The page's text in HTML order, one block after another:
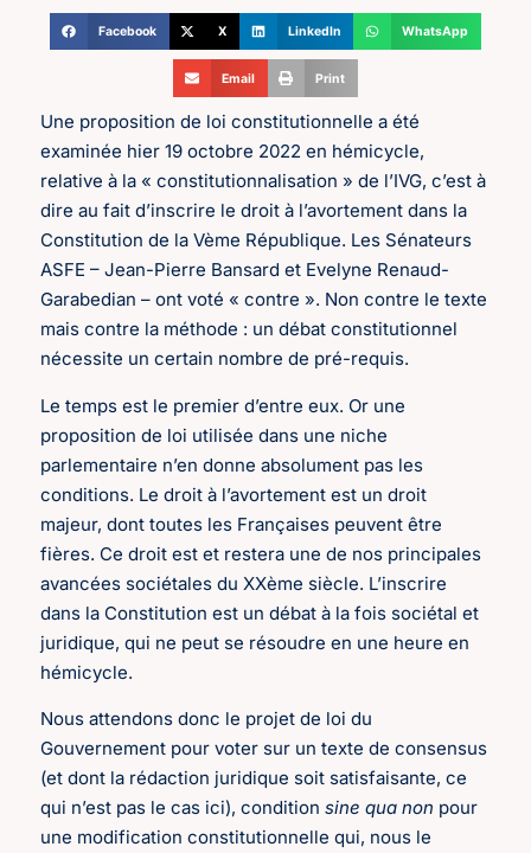
Facebook X LinkedIn WhatsApp
Email Print
Une proposition de loi constitutionnelle a été
examinée hier 19 octobre 2022 en hémicycle,
relative à la « constitutionnalisation » de l’IVG, c’est à
dire au fait d’inscrire le droit à l’avortement dans la
Constitution de la Vème République. Les Sénateurs
ASFE – Jean-Pierre Bansard et Evelyne Renaud-
Garabedian – ont voté « contre ». Non contre le texte
mais contre la méthode : un débat constitutionnel
nécessite un certain nombre de pré-requis.
Le temps est le premier d’entre eux. Or une
proposition de loi utilisée dans une niche
parlementaire n’en donne absolument pas les
conditions. Le droit à l’avortement est un droit
majeur, dont toutes les Françaises peuvent être
fières. Ce droit est et restera une de nos principales
avancées sociétales du XXème siècle. L’inscrire
dans la Constitution est un débat à la fois sociétal et
juridique, qui ne peut se résoudre en une heure en
hémicycle.
Nous attendons donc le projet de loi du
Gouvernement pour voter sur un texte de consensus
(et dont la rédaction juridique soit satisfaisante, ce
qui n’est pas le cas ici), conditionsine qua non pour
une modification constitutionnelle qui, nous le